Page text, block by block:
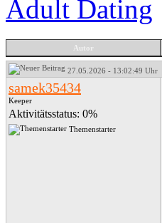
Adult Dating
Autor
27.05.2026 - 13:02:49 Uhr
samek35434
Keeper
Aktivitätsstatus: 0%
Themenstarter